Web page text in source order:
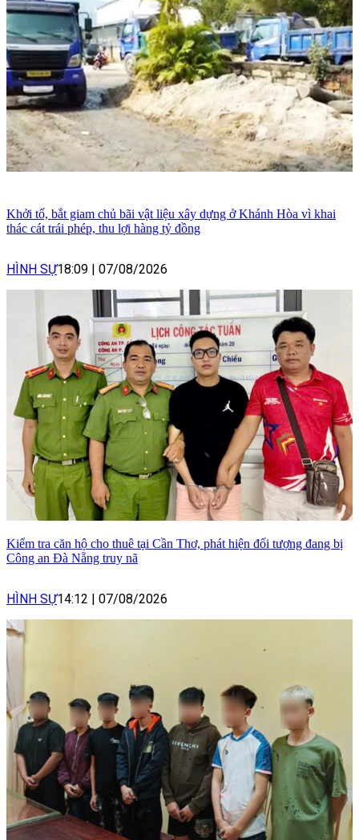
Khởi tố, bắt giam chủ bãi vật liệu xây dựng ở Khánh Hòa vì khai
thác cát trái phép, thu lợi hàng tỷ đồng
HÌNH SỰ18:09 07/08/2026
Kiểm tra căn hộ cho thuê tại Cần Thơ, phát hiện đối tượng đang bị
Công an Đà Nẵng truy nã
HÌNH SỰ14:12 07/08/2026